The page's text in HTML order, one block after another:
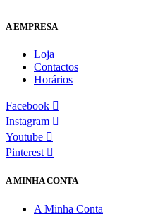
A EMPRESA
Loja
Contactos
Horários
Facebook
Instagram
Youtube
Pinterest
A MINHA CONTA
A Minha Conta